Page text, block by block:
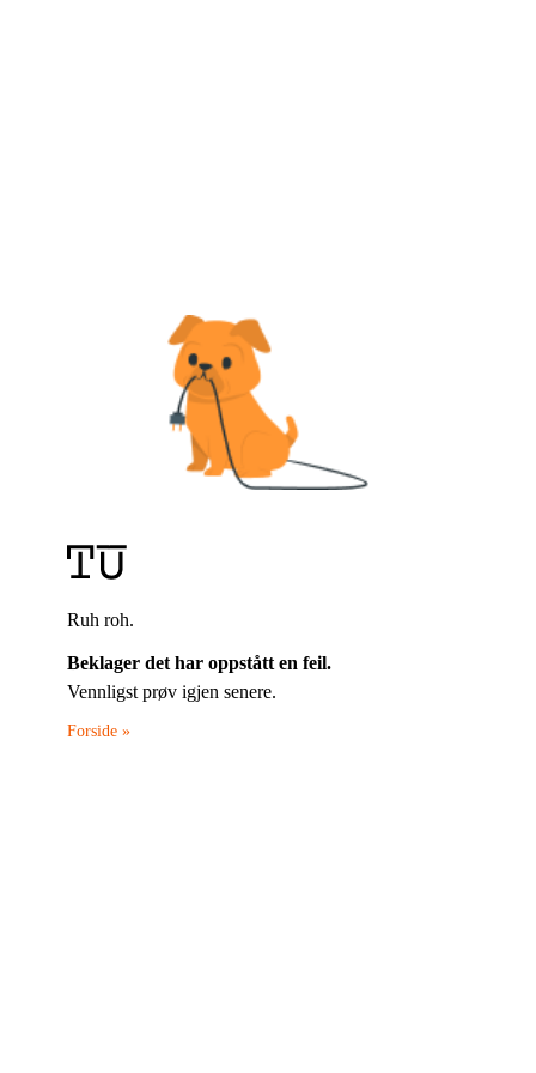
Ruh roh.
Beklager det har oppstått en feil.
Vennligst prøv igjen senere.
Forside »